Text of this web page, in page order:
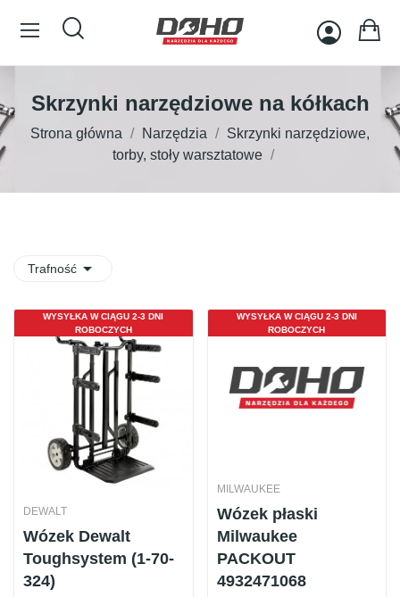
Skrzynki narzędziowe na kółkach
Strona główna Narzędzia
Skrzynki narzędziowe,
torby, stoły warsztatowe
Trafność 
WYSYŁKA W CIĄGU 2-3 DNI
ROBOCZYCH
DEWALT
Wózek Dewalt
Toughsystem (1-70-
324)
WYSYŁKA W CIĄGU 2-3 DNI
ROBOCZYCH
MILWAUKEE
Wózek płaski
Milwaukee
PACKOUT
4932471068